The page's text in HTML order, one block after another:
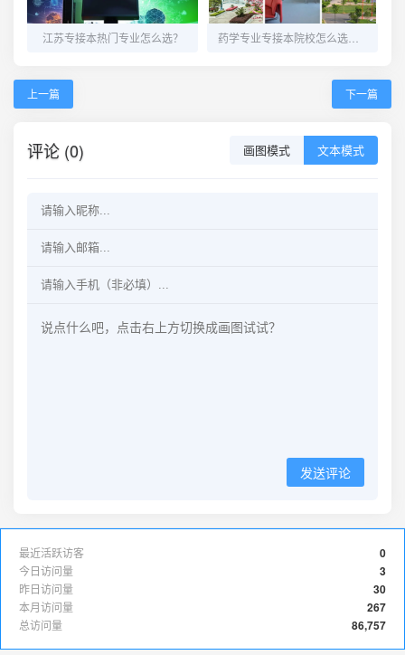
江苏专接本热门专业怎么选？
上一篇 下一篇
评论 (0) 画图模式 文本模式
发送评论
0
最近活跃访客
3
今日访问量
30
昨日访问量
267
本月访问量
86,757
总访问量